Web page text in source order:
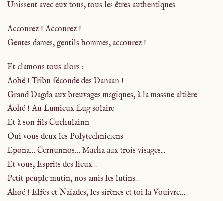
Unissent avec eux tous, tous les êtres authentiques.
Accourez ! Accourez !
Gentes dames, gentils hommes, accourez !
Et clamons tous alors :
Aohé ! Tribu féconde des Danaan !
Grand Dagda aux breuvages magiques, à la massue altière
Aohé ! Au Lumieux Lug solaire
Et à son fils Cuchulainn
Oui vous deux les Polytechniciens
Epona… Cernunnos… Macha aux trois visages...
Et vous, Esprits des lieux…
Petit peuple mutin, nos amis les lutins…
Ahoé ! Elfes et Naïades, les sirènes et toi la Vouivre…